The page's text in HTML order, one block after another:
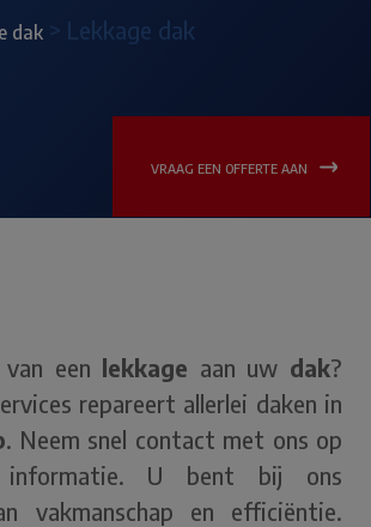
dak > Lekkage dak
VRAAG EEN OFFERTE AAN
een lekkage aan uw dak?
repareert allerlei daken in
. Neem snel contact met ons op
U bent bij ons
vakmanschap en efficiëntie.